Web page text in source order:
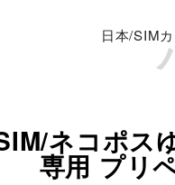
日本/SIM
ネコポ
専用 プリ